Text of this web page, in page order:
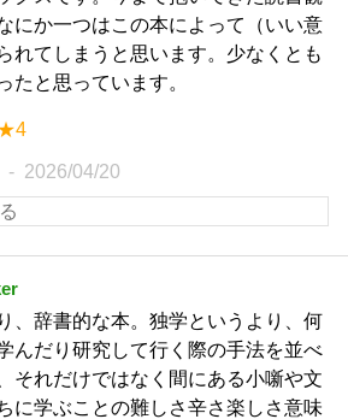
にか一つはこの本によって（いい意
れてしまうと思います。少なくとも
たと思っています。
2026/04/20
、辞書的な本。独学というより、何
んだり研究して行く際の手法を並べ
それだけではなく間にある小噺や文
に学ぶことの難しさ辛さ楽しさ意味